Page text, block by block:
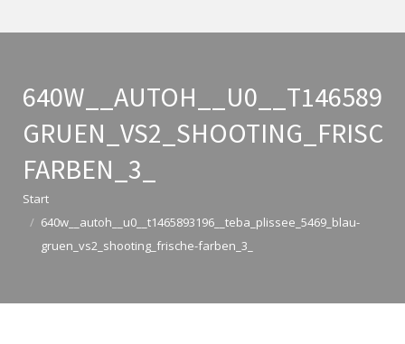
FARBEN_3_
Sie befinden sich hier:
Start
640w__autoh__u0__t1465893196__teba_plissee_5469_blau-
gruen_vs2_shooting_frische-farben_3_